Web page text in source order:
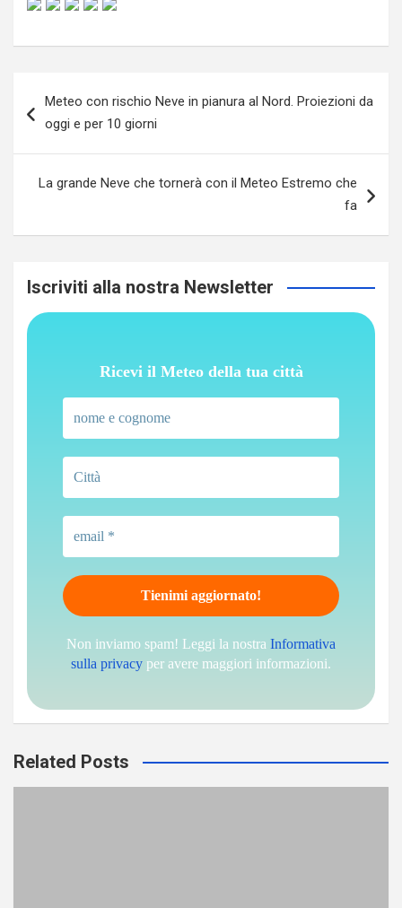
articoli
Meteo con rischio Neve in pianura al Nord. Proiezioni da
oggi e per 10 giorni
La grande Neve che tornerà con il Meteo Estremo che
fa
Iscriviti alla nostra Newsletter
Ricevi il Meteo della tua città
Non inviamo spam! Leggi la nostra Informativa
sulla privacy per avere maggiori informazioni.
Related Posts